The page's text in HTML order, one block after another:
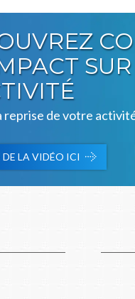
reprise de votre
DE LA VIDÉO ICI